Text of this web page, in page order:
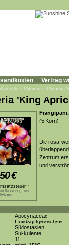
Vertrag
» Plumeria » Plumeria
'King
€
*
hier
Frangipani,
(5 Korn)
Die rosa-
Zentrum
und
Apocynaceae
Hundsgiftgewächse
Südostasien
Sukkulente
11